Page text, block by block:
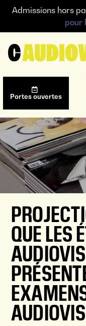
QUE LES
Admissions hors
pour
Portes ouvertes